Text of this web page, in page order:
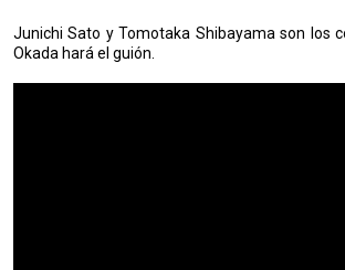
Junichi Sato y Tomotaka Shibayama son los
Okada hará el guión.